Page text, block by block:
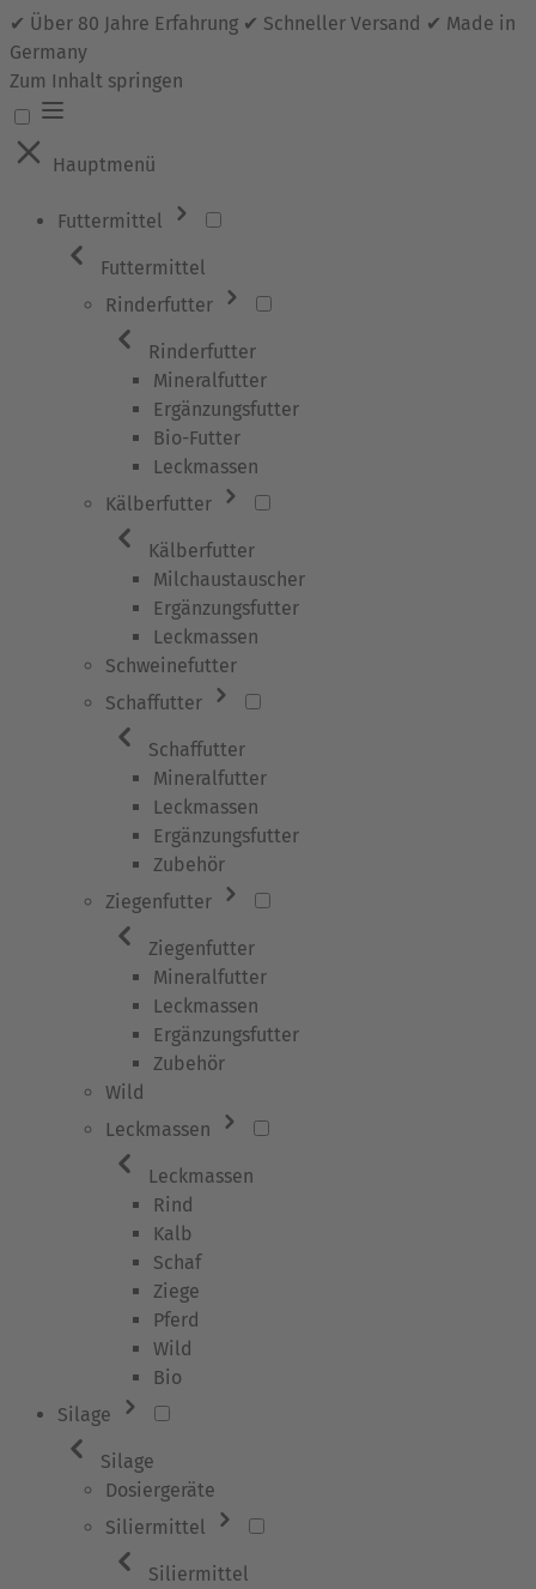
✔ Über 80 Jahre Erfahrung ✔ Schneller Versand ✔ Made in
Germany
Zum Inhalt springen
Hauptmenü
Futtermittel
Futtermittel
Rinderfutter
Rinderfutter
Mineralfutter
Ergänzungsfutter
Bio-Futter
Leckmassen
Kälberfutter
Kälberfutter
Milchaustauscher
Ergänzungsfutter
Leckmassen
Schweinefutter
Schaffutter
Schaffutter
Mineralfutter
Leckmassen
Ergänzungsfutter
Zubehör
Ziegenfutter
Ziegenfutter
Mineralfutter
Leckmassen
Ergänzungsfutter
Zubehör
Wild
Leckmassen
Leckmassen
Rind
Kalb
Schaf
Ziege
Pferd
Wild
Bio
Silage
Silage
Dosiergeräte
Siliermittel
Siliermittel